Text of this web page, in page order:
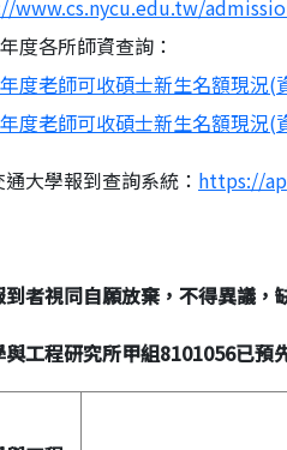
www.cs.nycu.edu.tw/
度各所師資查詢：
度老師可收碩士新生名額現況(
度老師可收碩士新生名額現況(
大學報到查詢系統： https://
者視同自願放棄，不得異議，
與工程研究所甲組8101056已預